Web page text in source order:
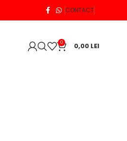
CONTACT
0 0,00 LEI